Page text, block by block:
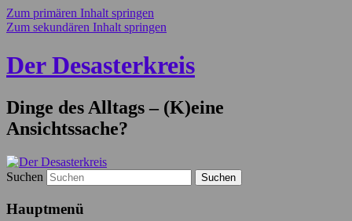
Zum primären Inhalt springen
Zum sekundären Inhalt springen
Der Desasterkreis
Dinge des Alltags – (K)eine
Ansichtssache?
Suchen
Hauptmenü